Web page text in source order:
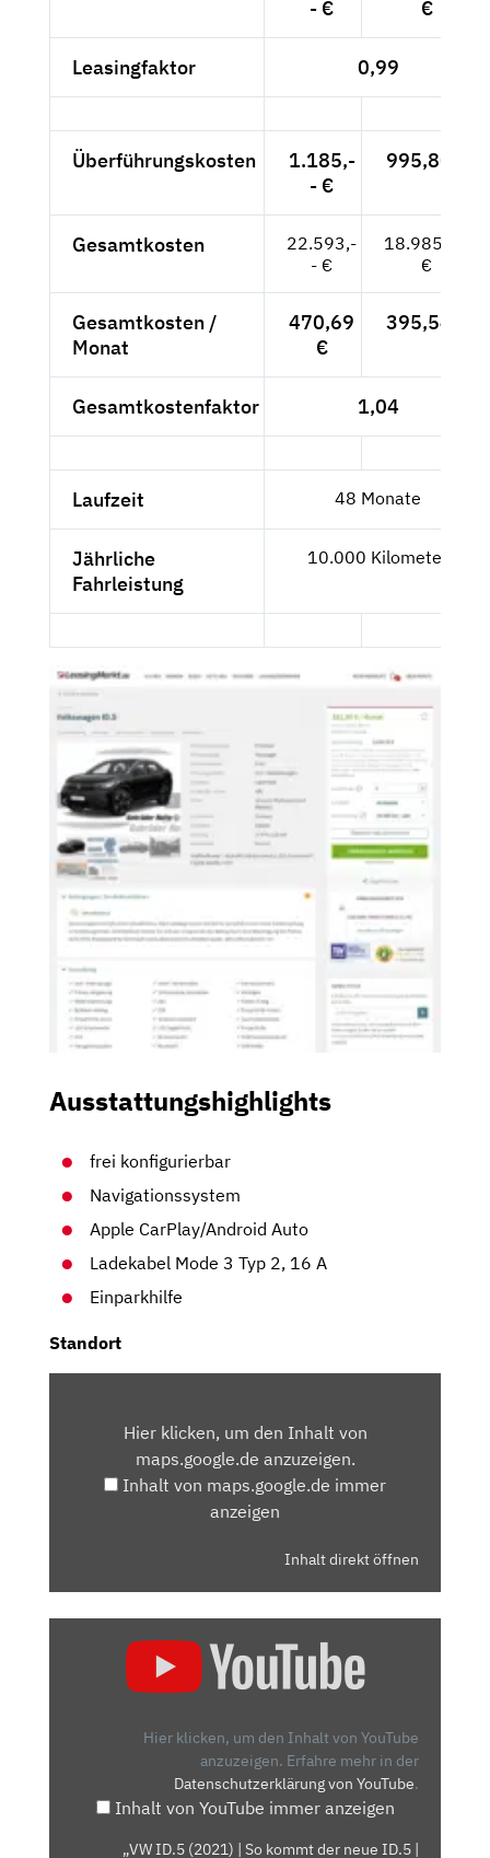
- € €
Leasingfaktor 0,99
Überführungskosten
1.185,-
- €
995,80 €
Gesamtkosten
22.593,-
- €
18.985,71
€
Gesamtkosten /
Monat
470,69
€
395,54 €
Gesamtkostenfaktor 1,04
Laufzeit 48 Monate
Jährliche
Fahrleistung
10.000 Kilometer
Ausstattungshighlights
frei konfigurierbar
Navigationssystem
Apple CarPlay/Android Auto
Ladekabel Mode 3 Typ 2, 16 A
Einparkhilfe
Standort
MAPS.GOOGLE.DEHier klicken, um den Inhalt von
maps.google.de anzuzeigen.
Inhalt von maps.google.de immer
anzeigen
Inhalt direkt öffnen
Hier klicken, um den Inhalt von YouTube
anzuzeigen. Erfahre mehr in der
Datenschutzerklärung von YouTube.
Inhalt von YouTube immer anzeigen
„VW ID.5 (2021) | So kommt der neue ID.5 |